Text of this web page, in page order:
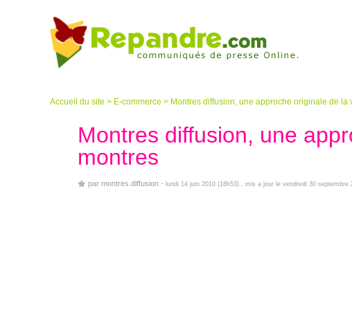
Accueil du site > E-commerce > Montres diffusion, une approche originale de la
Montres diffusion, une
montres
par montres.diffusion - lundi 14 juin 2010 (18h53) , mis a jour le vendredi 30 septembre